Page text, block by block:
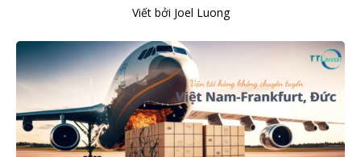
Viết bởi Joel Luong